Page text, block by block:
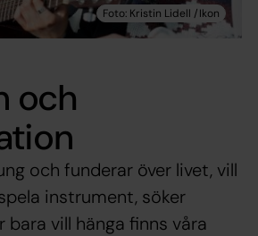
och
och funderar över livet, vill
instrument, söker
bara vill hänga finns våra